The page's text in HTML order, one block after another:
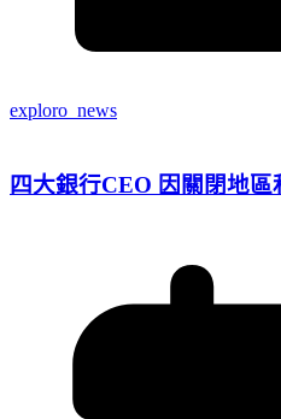
exploro_news
四大銀行CEO 因關閉地區